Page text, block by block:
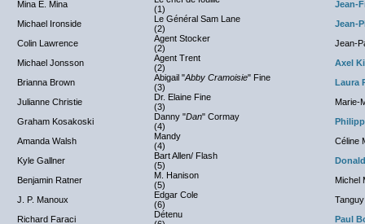
Mina E. Mina
(1)
Jean-
Michael Ironside
Le Général Sam Lane
(2)
Jean-
Colin Lawrence
Agent Stocker
(2)
Jean-
Michael Jonsson
Agent Trent
(2)
Axel
Brianna Brown
Abigail "Abby Cramoisie" Fine
(3)
Laura
Julianne Christie
Dr. Elaine Fine
(3)
Marie-
Graham Kosakoski
Danny "Dan" Cormay
(4)
Amanda Walsh
Mandy
(4)
Céline
Kyle Gallner
Bart Allen/ Flash
(5)
Benjamin Ratner
M. Hanison
(5)
Michel
J. P. Manoux
Edgar Cole
(6)
Richard Faraci
Détenu
Paul